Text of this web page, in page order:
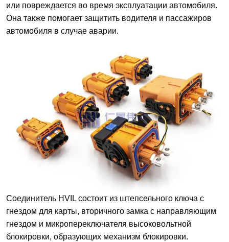
или повреждается во время эксплуатации автомобиля.
Она также помогает защитить водителя и пассажиров
автомобиля в случае аварии.
Соединитель HVIL состоит из штепсельного ключа с
гнездом для карты, вторичного замка с направляющим
гнездом и микропереключателя высоковольтной
блокировки, образующих механизм блокировки.